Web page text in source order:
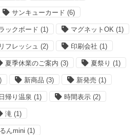
サンキューカード (6)
ックボード (1) マグネットOK (1)
リフレッシュ (2) 印刷会社 (1)
夏季休業のご案内 (3) 夏祭り (1)
新商品 (3) 新発売 (1)
日帰り温泉 (1) 時間表示 (2)
滝 (1)
んmini (1)